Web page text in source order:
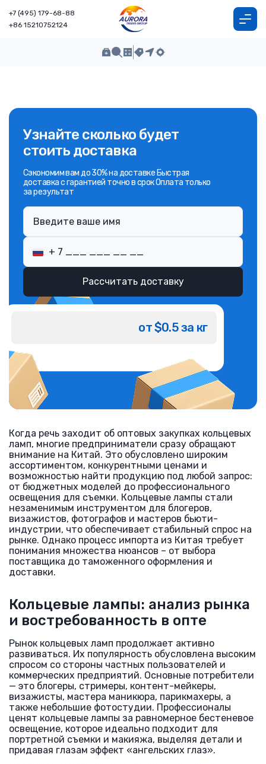
+7 (495) 179-68-88
+86 15210752124
Узнайте сколько будет
стоить доставка
Сэкономим вам до 30% на доставке Быстрая
доставка с гарантией точно в срок Оплата только
за результат
Рассчитать доставку
от $0.5 за кг
Когда речь заходит об оптовых закупках кольцевых
ламп, многие предприниматели сразу обращают
внимание на Китай. Это обусловлено широким
ассортиментом, конкурентными ценами и
возможностью найти продукцию под любой запрос:
от бюджетных моделей до профессионального
освещения для съемки. Кольцевые лампы стали
незаменимым инструментом для блогеров,
визажистов, фотографов и мастеров бьюти-
индустрии, что обеспечивает стабильный спрос на
рынке. Однако процесс импорта из Китая требует
понимания множества нюансов – от выбора
поставщика до таможенного оформления и
доставки.
Кольцевые лампы: анализ рынка
и востребованность в опте
Рынок кольцевых ламп продолжает активно
развиваться. Их популярность обусловлена высоким
спросом со стороны частных пользователей и
коммерческих предприятий. Основные потребители
— это блогеры, стримеры, контент-мейкеры,
визажисты, мастера маникюра, парикмахеры, а
также небольшие фотостудии. Профессионалы
ценят кольцевые лампы за равномерное бестеневое
освещение, которое идеально подходит для
портретной съемки и макияжа, выделяя детали и
придавая глазам эффект «ангельских глаз».